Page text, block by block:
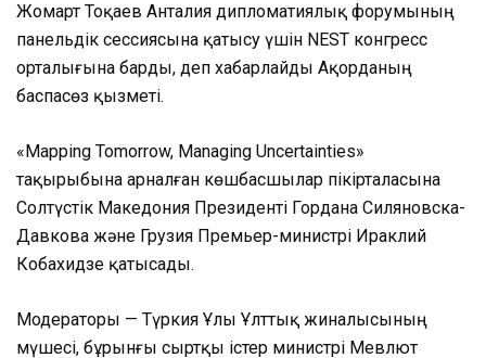
Жомарт Тоқаев Анталия дипломатиялық форумының
панельдік сессиясына қатысу үшін NEST конгресс
орталығына барды, деп хабарлайды Ақорданың
баспасөз қызметі.
«Mapping Tomorrow, Managing Uncertainties»
тақырыбына арналған көшбасшылар пікірталасына
Солтүстік Македония Президенті Гордана Силяновска-
Давкова және Грузия Премьер-министрі Ираклий
Кобахидзе қатысады.
Модераторы — Түркия Ұлы Ұлттық жиналысының
мүшесі, бұрынғы сыртқы істер министрі Мевлют